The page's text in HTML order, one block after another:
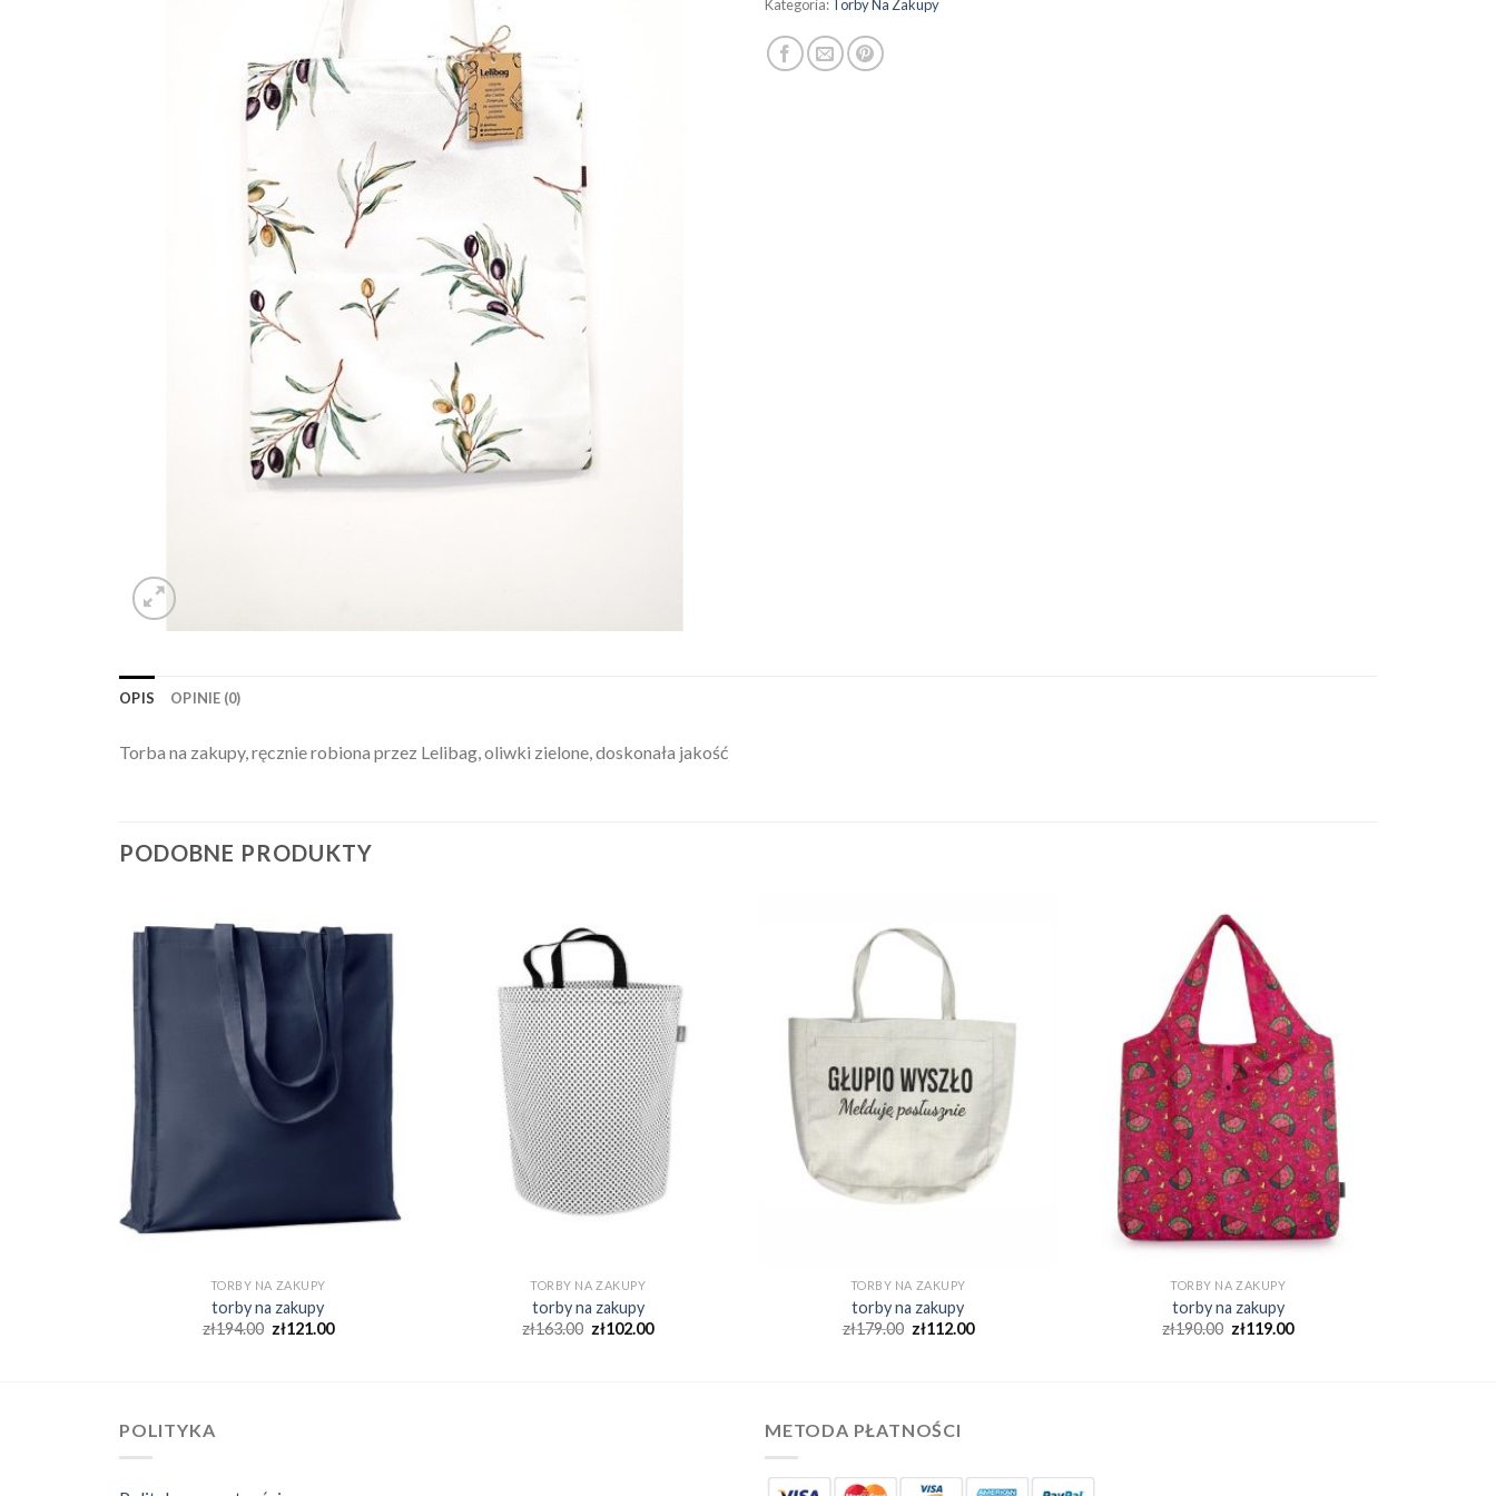
Kategoria:Torby Na Zakupy
OPIS OPINIE (0)
Torba na zakupy, ręcznie robiona przez Lelibag, oliwki zielone, doskonała jakość
PODOBNE PRODUKTY
TORBY NA ZAKUPY
torby na zakupy
zł194.00 zł121.00
TORBY NA ZAKUPY
torby na zakupy
zł163.00 zł102.00
TORBY NA ZAKUPY
torby na zakupy
zł179.00 zł112.00
TORBY NA ZAKUPY
torby na zakupy
zł190.00 zł119.00
POLITYKA METODA PŁATNOŚCI